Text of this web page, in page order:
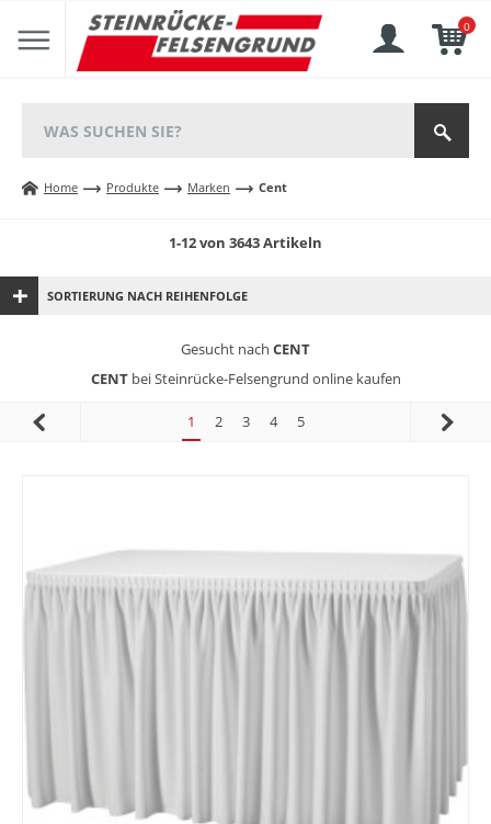
0
Home Produkte Marken Cent
1-12 von 3643 Artikeln
SORTIERUNG NACH REIHENFOLGE
Gesucht nach CENT
CENT bei Steinrücke-Felsengrund online kaufen
1 2 3 4 5